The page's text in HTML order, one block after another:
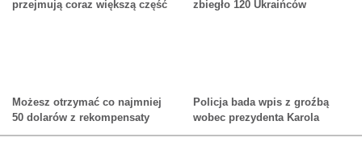
przejmują coraz większą część
zbiegło 120 Ukraińców
Możesz otrzymać co najmniej
50 dolarów z rekompensaty
związanej z zawyżaniem cen
Policja bada wpis z groźbą
wobec prezydenta Karola
Nawrockiego